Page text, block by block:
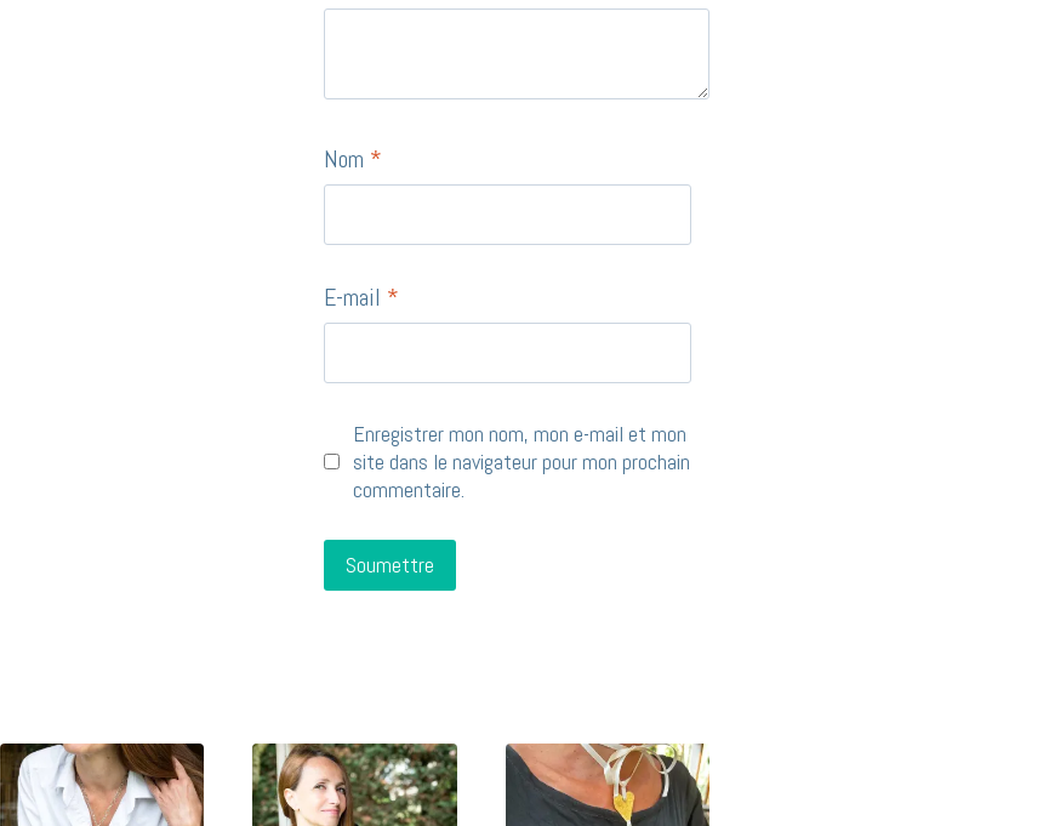
Nom *
E-mail *
Enregistrer mon nom, mon e-mail et mon
site dans le navigateur pour mon prochain
commentaire.